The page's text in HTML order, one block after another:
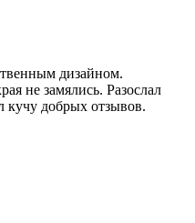
дизайном.
не замялись. Разослал
кучу добрых отзывов.